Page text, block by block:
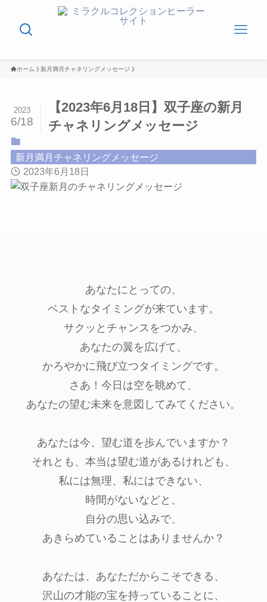
ホーム 新月満月チャネリングメッセージ
【2023年6月18日】双子座の新月
チャネリングメッセージ
2023
6/18
新月満月チャネリングメッセージ
2023年6月18日
あなたにとっての、
ベストなタイミングが来ています。
サクッとチャンスをつかみ、
あなたの翼を広げて、
かろやかに飛び立つタイミングです。
さあ！今日は空を眺めて、
あなたの望む未来を意図してみてください。
あなたは今、望む道を歩んでいますか？
それとも、本当は望む道があるけれども、
私には無理、私にはできない、
時間がないなどと、
自分の思い込みで、
あきらめていることはありませんか？
あなたは、あなただからこそできる、
沢山の才能の宝を持っていることに、